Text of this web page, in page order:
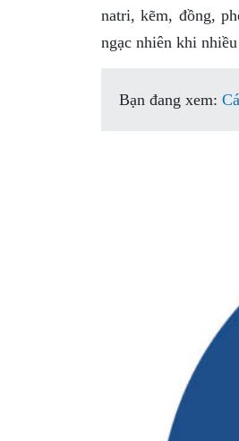
natri, kẽm, đồng,
ngạc nhiên khi
Bạn đang xem: